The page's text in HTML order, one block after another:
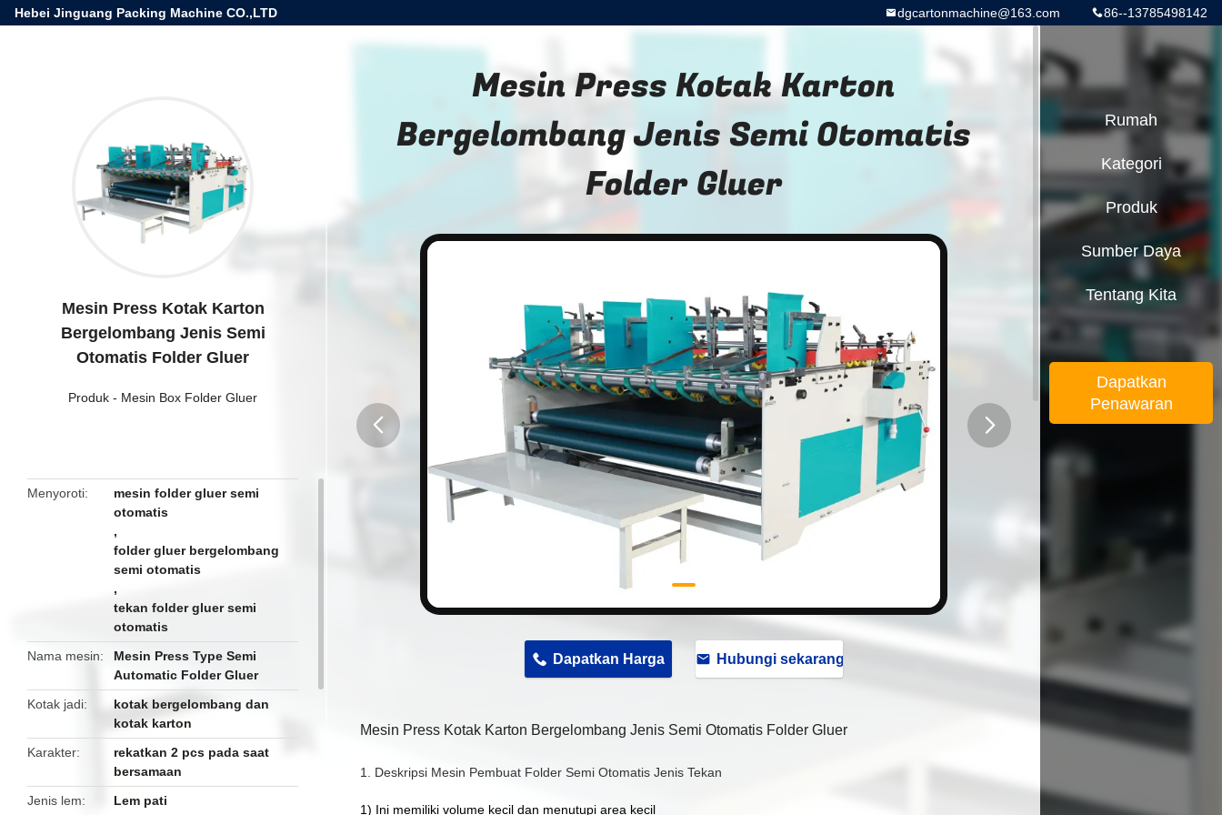
Hebei Jinguang Packing Machine CO.,LTD 86--13785498142
dgcartonmachine@163.com
Mesin Press Kotak Karton
Bergelombang Jenis Semi
Otomatis Folder Gluer
Produk - Mesin Box Folder Gluer
Menyoroti
mesin folder gluer semi
otomatis
,
folder gluer bergelombang
semi otomatis
,
tekan folder gluer semi
otomatis
Nama mesin
Mesin Press Type Semi
Automatic Folder Gluer
Kotak jadi
kotak bergelombang dan
kotak karton
Karakter
rekatkan 2 pcs pada saat
bersamaan
Jenis lem
Lem pati
Mesin Press Kotak Karton
Bergelombang Jenis Semi Otomatis
Folder Gluer
Dapatkan Harga Hubungi sekarang
Mesin Press Kotak Karton Bergelombang Jenis Semi Otomatis Folder Gluer
1. Deskripsi Mesin Pembuat Folder Semi Otomatis Jenis Tekan
1) Ini memiliki volume kecil dan menutupi area kecil
Rumah
Kategori
Produk
Sumber Daya
Tentang Kita
Dapatkan
Penawaran